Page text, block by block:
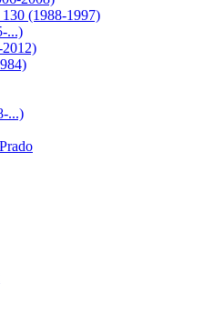
(1988-1997)
...)
...)